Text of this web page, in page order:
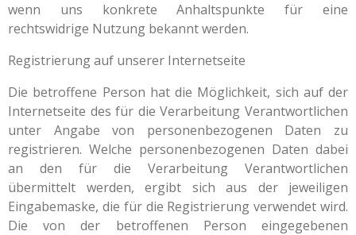
wenn uns konkrete Anhaltspunkte für eine
rechtswidrige Nutzung bekannt werden.
Registrierung auf unserer Internetseite
Die betroffene Person hat die Möglichkeit, sich auf der
Internetseite des für die Verarbeitung Verantwortlichen
unter Angabe von personenbezogenen Daten zu
registrieren. Welche personenbezogenen Daten dabei
an den für die Verarbeitung Verantwortlichen
übermittelt werden, ergibt sich aus der jeweiligen
Eingabemaske, die für die Registrierung verwendet wird.
Die von der betroffenen Person eingegebenen